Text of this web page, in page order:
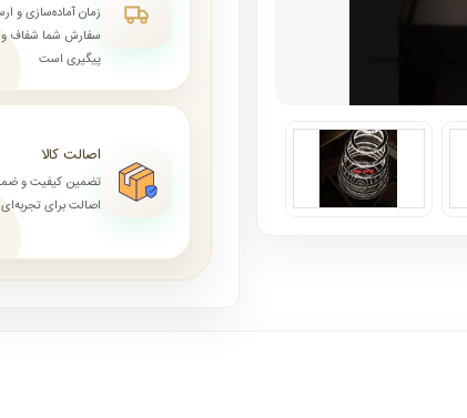
زمان آماده‌سازی و
سفارش شما شفاف و
پیگیری است
اصالت کالا
تضمین کیفیت و
اصالت برای